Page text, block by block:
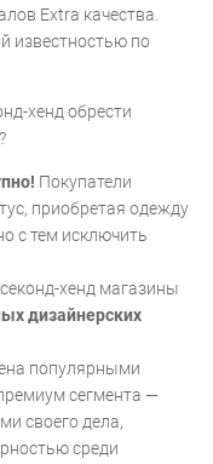
Extra качества.
известностью по
хенд обрести
Покупатели
приобретая одежду
с тем исключить
хенд магазины
дизайнерских
популярными
сегмента —
своего дела,
среди